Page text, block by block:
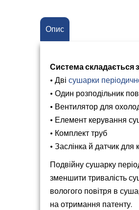
Опис
Система складається
• Дві сушарки
• Один розподільник
• Вентилятор для
• Елемент керування
• Комплект труб
• Заслінка й датчик для
Подвійну сушарку
зменшити тривалість
вологого повітря в
на отримання патенту.